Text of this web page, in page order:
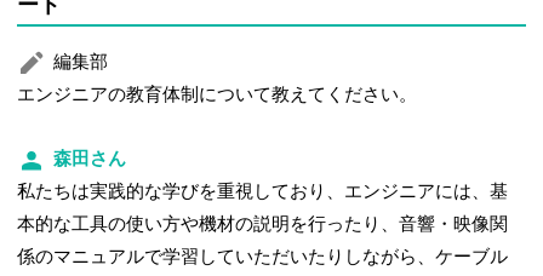
ート
編集部
エンジニアの教育体制について教えてください。
森田さん
私たちは実践的な学びを重視しており、エンジニアには、基
本的な工具の使い方や機材の説明を行ったり、音響・映像関
係のマニュアルで学習していただいたりしながら、ケーブル